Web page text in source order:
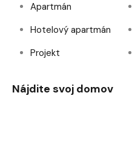
Apartmán
Hotelový apartmán
Projekt
Nájdite svoj domov